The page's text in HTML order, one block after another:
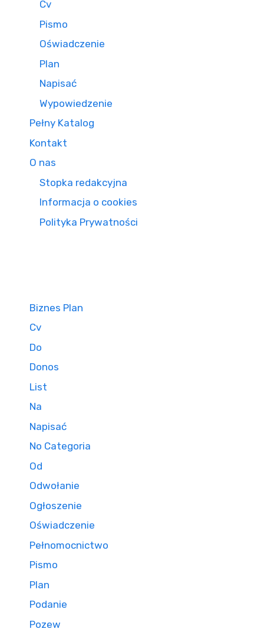
Cv
Pismo
Oświadczenie
Plan
Napisać
Wypowiedzenie
Pełny Katalog
Kontakt
O nas
Stopka redakcyjna
Informacja o cookies
Polityka Prywatności
Biznes Plan
Cv
Do
Donos
List
Na
Napisać
No Categoria
Od
Odwołanie
Ogłoszenie
Oświadczenie
Pełnomocnictwo
Pismo
Plan
Podanie
Pozew